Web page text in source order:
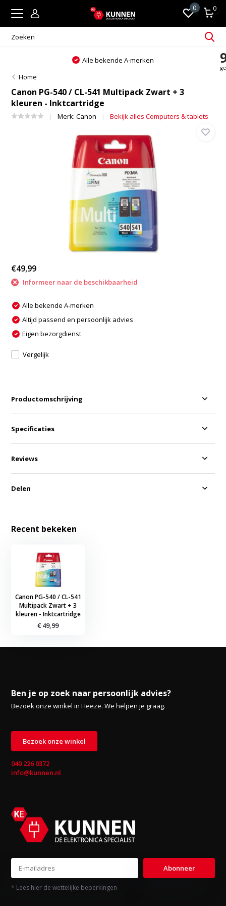
0 0
Alle bekende A-merken
Home
Canon PG-540 / CL-541 Multipack Zwart + 3
kleuren - Inktcartridge
Merk:Canon Bekijk alles Computers & tablets
€49,99
Informeer naar de beschikbaarheid
Alle bekende A-merken
Altijd passend en persoonlijk advies
Eigen bezorgdienst
Vergelijk
Productomschrijving
Specificaties
Reviews
Delen
Recent bekeken
Canon PG-540 / CL-541
Multipack Zwart + 3
kleuren - Inktcartridge
€ 49,99
Ben je op zoek naar persoonlijk advies?
Bezoek onze winkel in Heeze. We helpen je graag.
Bezoek onze winkel
040 226 0372
info@kunnen.nl
Abonneer
* Lees hier de wettelijke beperkingen